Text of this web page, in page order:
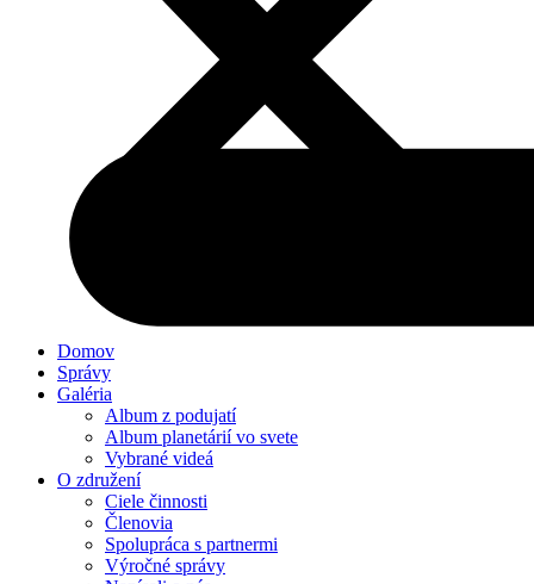
Domov
Správy
Galéria
Album z podujatí
Album planetárií vo svete
Vybrané videá
O združení
Ciele činnosti
Členovia
Spolupráca s partnermi
Výročné správy